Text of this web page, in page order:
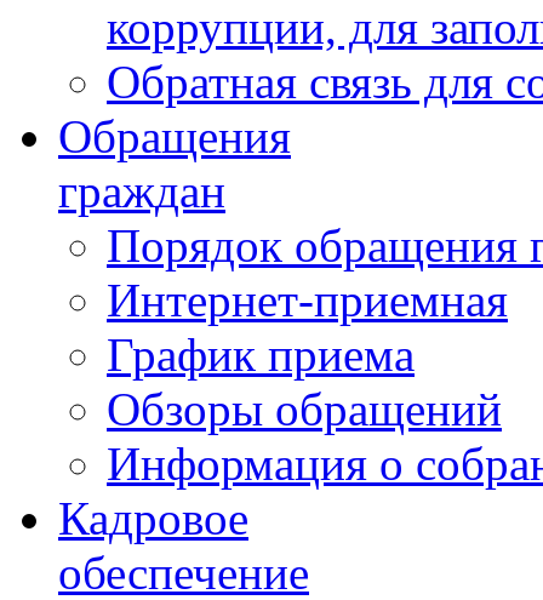
коррупции, для
Обратная связь для
Обращения
граждан
Порядок обращения
Интернет-приемная
График приема
Обзоры обращений
Информация о
Кадровое
обеспечение